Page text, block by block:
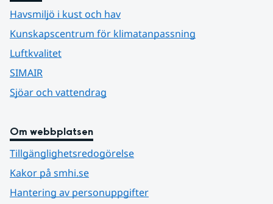
Havsmiljö i kust och hav
Kunskapscentrum för klimatanpassning
Luftkvalitet
SIMAIR
Sjöar och vattendrag
Om webbplatsen
Tillgänglighetsredogörelse
Kakor på smhi.se
Hantering av personuppgifter